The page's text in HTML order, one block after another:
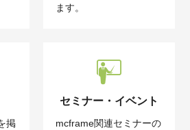
ます。
掲
セミナー・イベント
mcframe関連セミナーの